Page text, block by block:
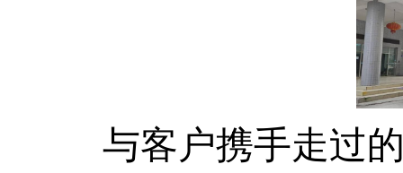
与客户携手走过